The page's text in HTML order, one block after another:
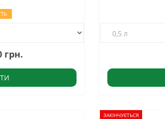
грн.
ЗАКІНЧУЄТЬСЯ